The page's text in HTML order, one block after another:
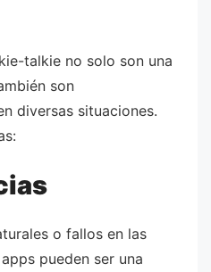
talkie no solo son una
son
diversas situaciones.
o fallos en las
pueden ser una